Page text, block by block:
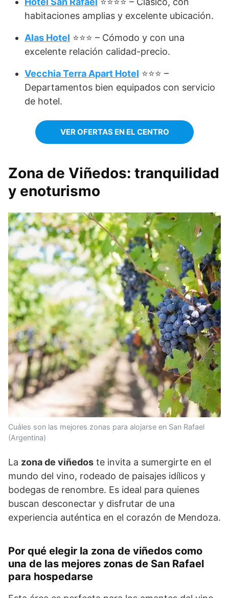
habitaciones amplias y excelente ubicación.
Alas Hotel ⭐⭐⭐ – Cómodo y con una
excelente relación calidad-precio.
Vecchia Terra Apart Hotel ⭐⭐⭐ –
Departamentos bien equipados con servicio
de hotel.
VER OFERTAS EN EL CENTRO
Zona de Viñedos: tranquilidad
y enoturismo
Cuáles son las mejores zonas para alojarse en San Rafael
(Argentina)
La zona de viñedos te invita a sumergirte en el
mundo del vino, rodeado de paisajes idílicos y
bodegas de renombre. Es ideal para quienes
buscan desconectar y disfrutar de una
experiencia auténtica en el corazón de Mendoza.
Por qué elegir la zona de viñedos como
una de las mejores zonas de San Rafael
para hospedarse